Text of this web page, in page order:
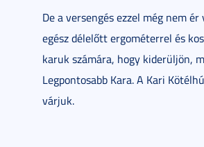
De a versengés ezzel még nem
egész délelőtt ergométerrel és
karuk számára, hogy kiderüljön,
Legpontosabb Kara. A Kari
várjuk.